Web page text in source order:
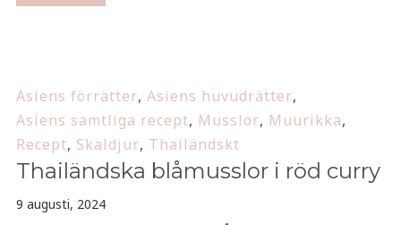
Asiens förrätter, Asiens huvudrätter,
Asiens samtliga recept, Musslor, Muurikka,
Recept, Skaldjur, Thailändskt
Thailändska blåmusslor i röd curry
9 augusti, 2024